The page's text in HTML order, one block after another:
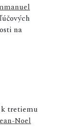
na
tretiemu
Noel